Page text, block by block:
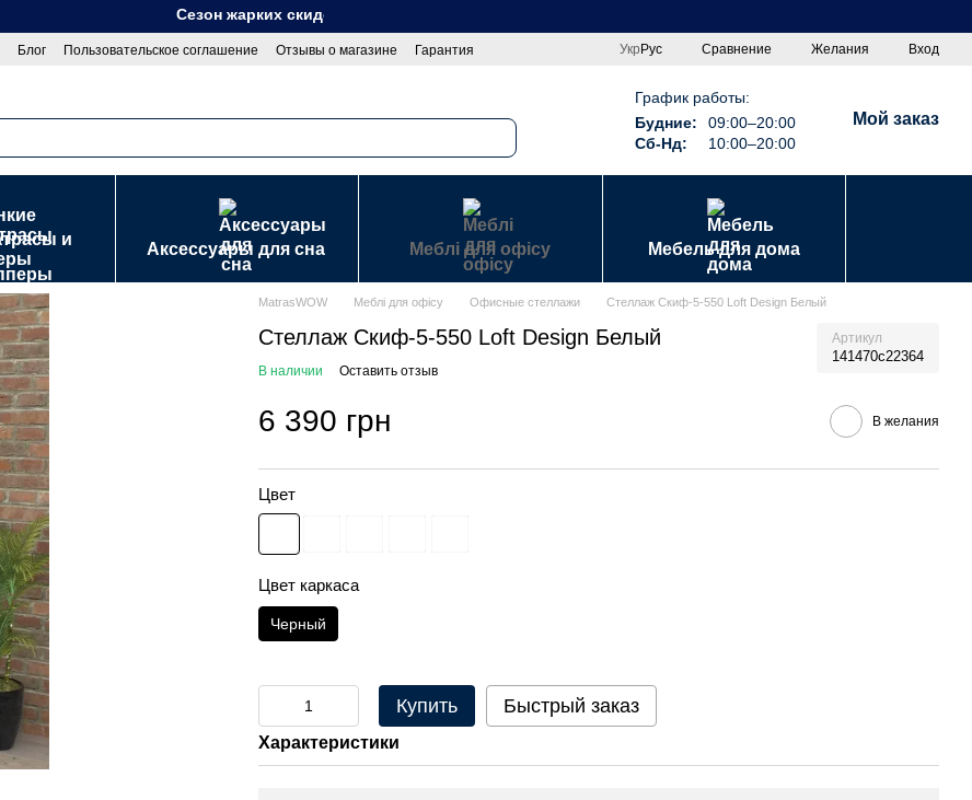
Сезон жарких скидок!.
Блог Пользовательское соглашение Отзывы о магазине
Гарантия
Укр Рус Сравнение Желания Вход
График работы:
Будние:
09:00–20:00
Сб-Нд:
10:00–20:00
Мой заказ
и
Аксессуары для сна Меблі для офісу Мебель для дома
MatrasWOW Меблі для офісу Офисные стеллажи Стеллаж Скиф-5-550 Loft Design Белый
Стеллаж Скиф-5-550 Loft Design Белый Артикул
141470c22364
В наличии Оставить отзыв
6 390 грн В желания
Цвет
Цвет каркаса
Черный
Купить Быстрый заказ
Характеристики